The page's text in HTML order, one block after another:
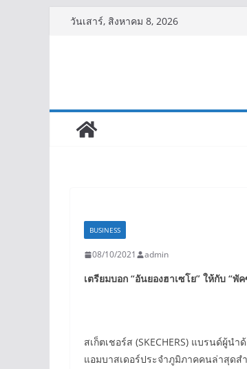
วันเสาร์, สิงหาคม 8, 2026
BUSINESS
08/10/2021 admin
เตรียมบอก “อันยองฮาเซโย” ให้กับ “พั
สเก็ตเชอร์ส (SKECHERS) แบรนด์ผู้
แอมบาสเดอร์ประจำภูมิภาคคนล่าสุดส